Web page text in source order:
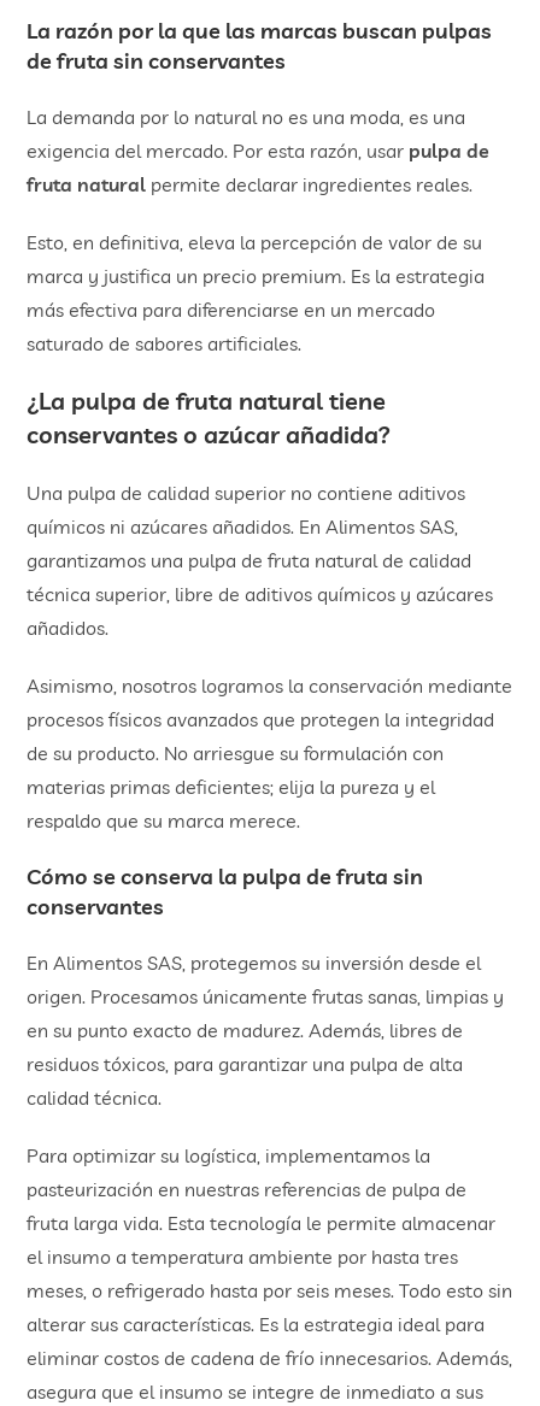
La razón por la que las marcas buscan pulpas
de fruta sin conservantes
La demanda por lo natural no es una moda, es una
exigencia del mercado. Por esta razón, usar pulpa de
fruta natural permite declarar ingredientes reales.
Esto, en definitiva, eleva la percepción de valor de su
marca y justifica un precio premium. Es la estrategia
más efectiva para diferenciarse en un mercado
saturado de sabores artificiales.
¿La pulpa de fruta natural tiene
conservantes o azúcar añadida?
Una pulpa de calidad superior no contiene aditivos
químicos ni azúcares añadidos. En Alimentos SAS,
garantizamos una pulpa de fruta natural de calidad
técnica superior, libre de aditivos químicos y azúcares
añadidos.
Asimismo, nosotros logramos la conservación mediante
procesos físicos avanzados que protegen la integridad
de su producto. No arriesgue su formulación con
materias primas deficientes; elija la pureza y el
respaldo que su marca merece.
Cómo se conserva la pulpa de fruta sin
conservantes
En Alimentos SAS, protegemos su inversión desde el
origen. Procesamos únicamente frutas sanas, limpias y
en su punto exacto de madurez. Además, libres de
residuos tóxicos, para garantizar una pulpa de alta
calidad técnica.
Para optimizar su logística, implementamos la
pasteurización en nuestras referencias de pulpa de
fruta larga vida. Esta tecnología le permite almacenar
el insumo a temperatura ambiente por hasta tres
meses, o refrigerado hasta por seis meses. Todo esto sin
alterar sus características. Es la estrategia ideal para
eliminar costos de cadena de frío innecesarios. Además,
asegura que el insumo se integre de inmediato a sus